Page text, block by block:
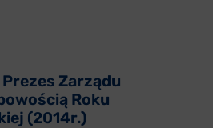
Zarządu
Roku
(2014r.)